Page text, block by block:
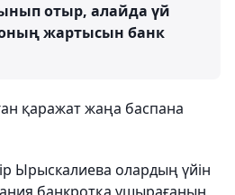
отыр, алайда үй
жартысын банк
қаражат жаңа баспана
Ырыскалиева олардың үйін